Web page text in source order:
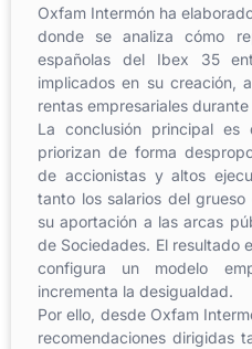
Oxfam Intermón ha
donde se analiza cómo
españolas del Ibex 35
implicados en su creación,
rentas empresariales
La conclusión principal es
priorizan de forma
de accionistas y altos
tanto los salarios del
su aportación a las arcas
de Sociedades. El resultado
configura un modelo
incrementa la desigualdad.
Por ello, desde Oxfam
recomendaciones dirigidas